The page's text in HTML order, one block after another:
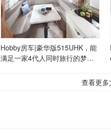
Hobby房车|豪华版515UHK，能
满足一家4代人同时旅行的梦
查看更多